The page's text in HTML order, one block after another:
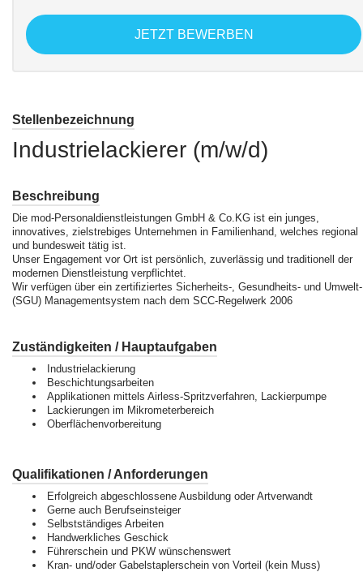
JETZT BEWERBEN
Stellenbezeichnung
Industrielackierer (m/w/d)
Beschreibung
Die mod-Personaldienstleistungen GmbH & Co.KG ist ein junges,
innovatives, zielstrebiges Unternehmen in Familienhand, welches regional
und bundesweit tätig ist.
Unser Engagement vor Ort ist persönlich, zuverlässig und traditionell der
modernen Dienstleistung verpflichtet.
Wir verfügen über ein zertifiziertes Sicherheits-, Gesundheits- und Umwelt-
(SGU) Managementsystem nach dem SCC-Regelwerk 2006
Zuständigkeiten / Hauptaufgaben
Industrielackierung
Beschichtungsarbeiten
Applikationen mittels Airless-Spritzverfahren, Lackierpumpe
Lackierungen im Mikrometerbereich
Oberflächenvorbereitung
Qualifikationen / Anforderungen
Erfolgreich abgeschlossene Ausbildung oder Artverwandt
Gerne auch Berufseinsteiger
Selbstständiges Arbeiten
Handwerkliches Geschick
Führerschein und PKW wünschenswert
Kran- und/oder Gabelstaplerschein von Vorteil (kein Muss)